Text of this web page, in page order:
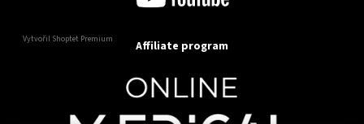
Vytvořil Shoptet Premium Affiliate program